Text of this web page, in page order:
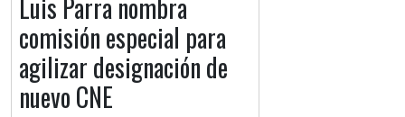
Luis Parra nombra
comisión especial para
agilizar designación de
nuevo CNE